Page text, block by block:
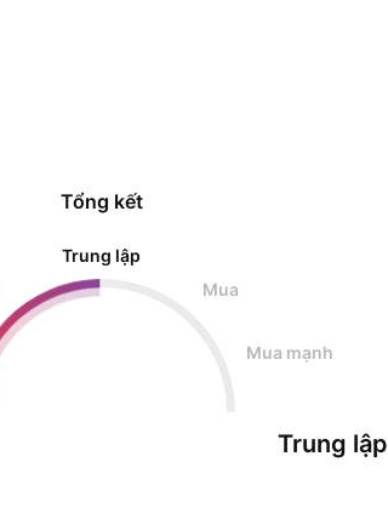
Tổng kết
Trung lập
Mua
Mua mạnh
Trung lập